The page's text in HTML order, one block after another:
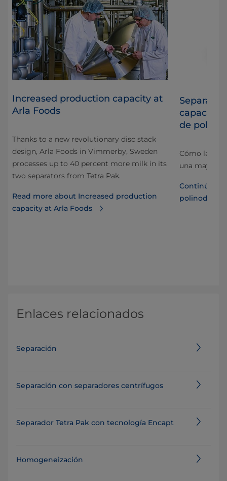
​Increased production capacity at
Arla Foods
Thanks to a new revolutionary disc stack
design, Arla Foods in Vimmerby, Sweden
processes up to 40 percent more milk in its
two separators from Tetra Pak.
Read more about ​Increased production
capacity at Arla Foods
de
Cómo la
una mayor
Continúe
polinodo y
Enlaces relacionados
Separación
Separación con separadores centrífugos
Separador Tetra Pak con tecnología Encapt
Homogeneización